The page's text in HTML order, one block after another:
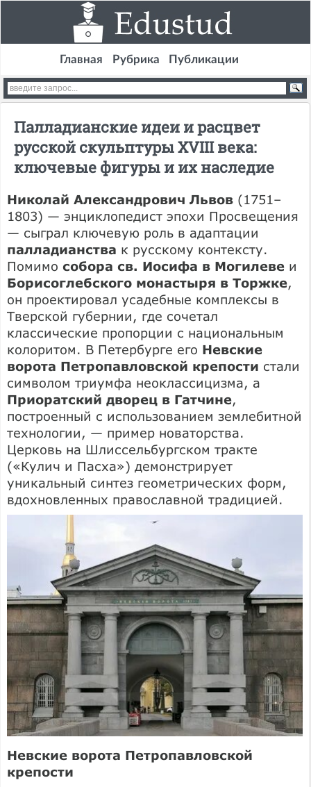
Главная Рубрика Публикации
Палладианские идеи и расцвет
русской скульптуры XVIII века:
ключевые фигуры и их наследие
Николай Александрович Львов (1751–
1803) — энциклопедист эпохи Просвещения
— сыграл ключевую роль в адаптации
палладианства к русскому контексту.
Помимо собора св. Иосифа в Могилеве и
Борисоглебского монастыря в Торжке,
он проектировал усадебные комплексы в
Тверской губернии, где сочетал
классические пропорции с национальным
колоритом. В Петербурге его Невские
ворота Петропавловской крепости стали
символом триумфа неоклассицизма, а
Приоратский дворец в Гатчине,
построенный с использованием землебитной
технологии, — пример новаторства.
Церковь на Шлиссельбургском тракте
(«Кулич и Пасха») демонстрирует
уникальный синтез геометрических форм,
вдохновленных православной традицией.
Невские ворота Петропавловской
крепости